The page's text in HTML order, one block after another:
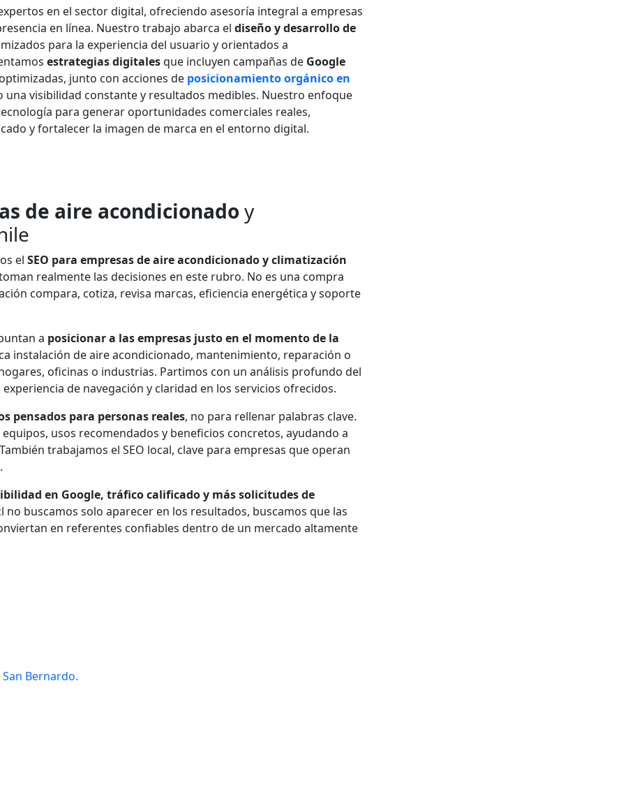
en el sector digital, ofreciendo asesoría integral a empresas
en línea. Nuestro trabajo abarca eldiseño y desarrollo de
para la experiencia del usuario y orientados a
estrategias digitalesque incluyen campañas de Google
junto con acciones de posicionamiento orgánico en
una visibilidad constante y resultados medibles. Nuestro enfoque
para generar oportunidades comerciales reales,
y fortalecer la imagen de marca en el entorno digital.
de aire acondicionado y
elSEO para empresas de aire acondicionado y climatización
realmente las decisiones en este rubro. No es una compra
compara, cotiza, revisa marcas, eficiencia energética y soporte
a posicionar a las empresas justo en el momento de la
instalación de aire acondicionado, mantenimiento, reparación o
oficinas o industrias. Partimos con un análisis profundo del
de navegación y claridad en los servicios ofrecidos.
pensados para personas reales, no para rellenar palabras clave.
usos recomendados y beneficios concretos, ayudando a
trabajamos el SEO local, clave para empresas que operan
en Google, tráfico calificado y más solicitudes de
no buscamos solo aparecer en los resultados, buscamos que las
en referentes confiables dentro de un mercado altamente
Bernardo.